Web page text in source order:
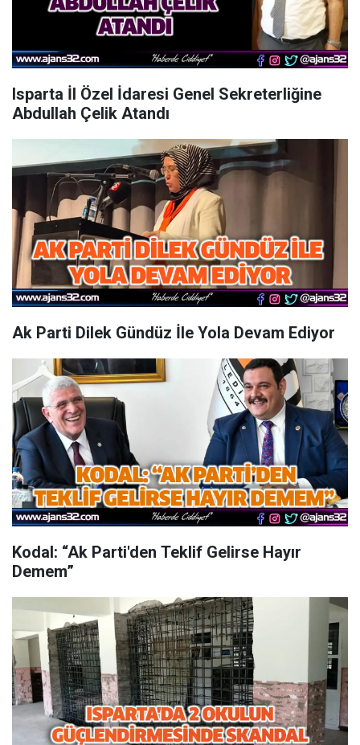
Isparta İl Özel İdaresi Genel Sekreterliğine
Abdullah Çelik Atandı
Ak Parti Dilek Gündüz İle Yola Devam Ediyor
Kodal: “Ak Parti'den Teklif Gelirse Hayır
Demem”